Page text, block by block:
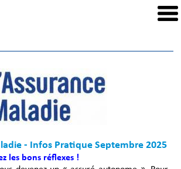
- Infos Pratique Septembre 2025
les bons réflexes !